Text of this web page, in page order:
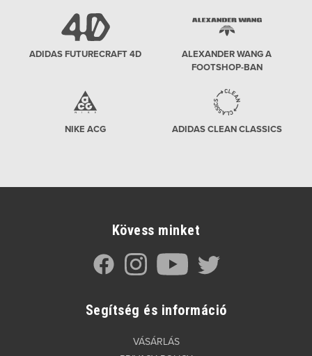
ADIDAS FUTURECRAFT 4D
ALEXANDER WANG A
FOOTSHOP-BAN
NIKE ACG ADIDAS CLEAN CLASSICS
Kövess minket
Segítség és információ
VÁSÁRLÁS